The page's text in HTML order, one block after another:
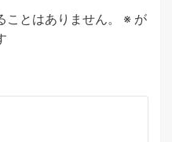
とはありません。 ※ が